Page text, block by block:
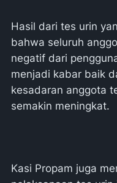
Hasil dari tes urin
bahwa seluruh
negatif dari
menjadi kabar baik
kesadaran anggota
semakin meningkat.
Kasi Propam juga